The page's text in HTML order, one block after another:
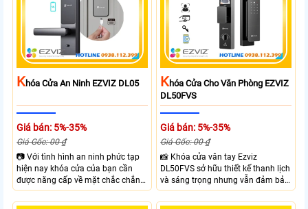
phòng giúp kiểm soát ra vào linh
văn phòng hiện đại.
KHóa Cửa An Ninh EZVIZ DL05
Giá bán: 5%-35%
Giá Gốc: 00 ₫
📷 Với tình hình an ninh phức tạp
hiện nay khóa cửa của bạn cần
được năng cấp về mặt chắc chắn
và công nghệ giúp đảm bảo an
ninh và kiểm soát ra vào hiệu quả
KHóa Cửa Cho Văn Phòng EZVIZ
DL50FVS
Giá bán: 5%-35%
Giá Gốc: 00 ₫
📸 Khóa cửa vân tay Ezviz
DL50FVS sở hữu thiết kế thanh lịch
và sáng trọng nhưng vẫn đảm bảo
sự chắc chắn với cùng nhiều
phương thức mở cửa tiện lợi như